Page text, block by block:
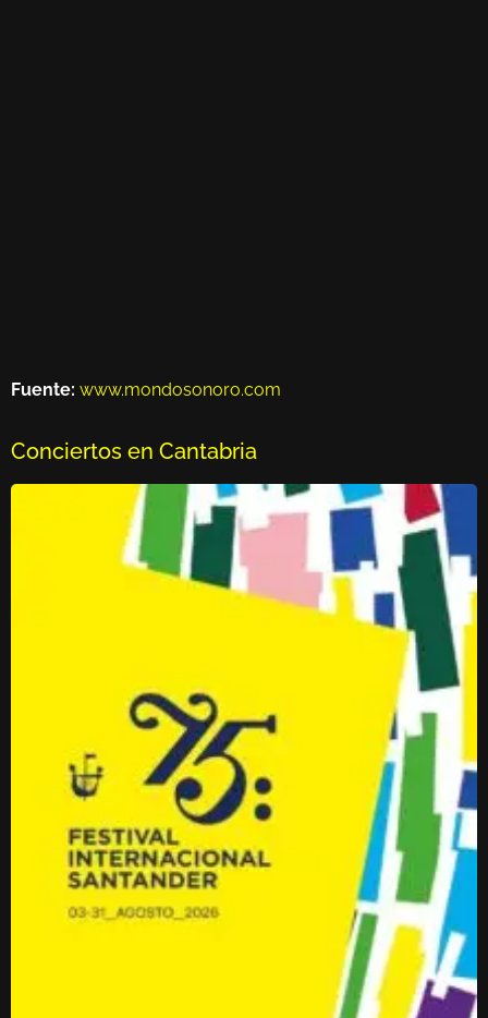
Fuente: www.mondosonoro.com
Conciertos en Cantabria